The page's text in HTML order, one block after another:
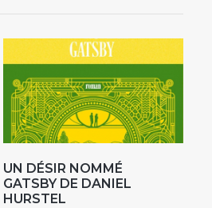
UN DÉSIR NOMMÉ
GATSBY DE DANIEL
HURSTEL